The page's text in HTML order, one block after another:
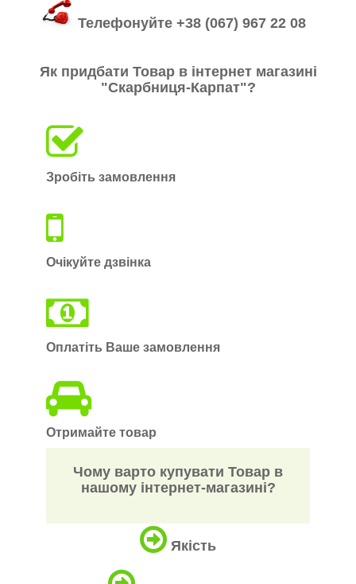
Телефонуйте +38 (067) 967 22 08
Як придбати Товар в інтернет магазині
"Скарбниця-Карпат"?
Зробіть замовлення
Очікуйте дзвінка
Оплатіть Ваше замовлення
Отримайте товар
Чому варто купувати Товар в
нашому інтернет-магазині?
Якість